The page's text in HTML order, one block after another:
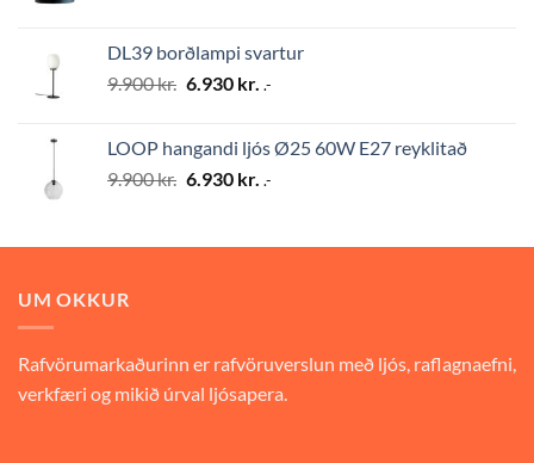
12.900 kr..9.030 kr..
DL39 borðlampi svartur
9.900kr. Original
9.900 kr..
6.930 kr. Current
6.930 kr..
.-
LOOP hangandi ljós Ø25 60W E27 reyklitað
9.900kr. Original
9.900 kr..
6.930 kr. Current
6.930 kr..
.-
UM OKKUR
Rafvörumarkaðurinn er rafvöruverslun með ljós, raflagnaefni,
verkfæri og mikið úrval ljósapera.